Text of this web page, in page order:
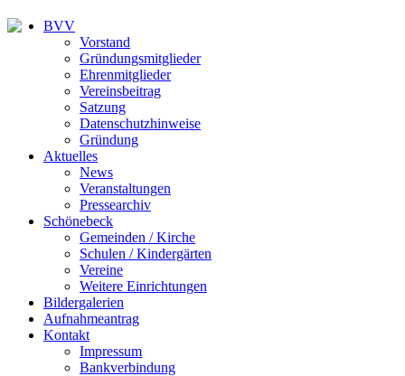
BVV
Vorstand
Gründungsmitglieder
Ehrenmitglieder
Vereinsbeitrag
Satzung
Datenschutzhinweise
Gründung
Aktuelles
News
Veranstaltungen
Pressearchiv
Schönebeck
Gemeinden / Kirche
Schulen / Kindergärten
Vereine
Weitere Einrichtungen
Bildergalerien
Aufnahmeantrag
Kontakt
Impressum
Bankverbindung